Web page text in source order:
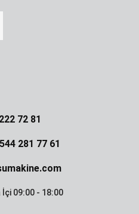
72 81
281 77 61
09:00 - 18:00